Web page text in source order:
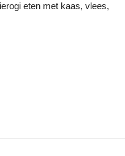
eten met kaas, vlees,